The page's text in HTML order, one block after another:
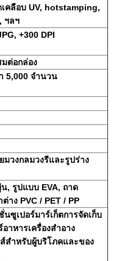
คลือบ UV, hotstamping,
ฯลฯ
+300 DPI
ต่อกล่อง
5,000 จำนวน
มวงกลมวงรีและรูปร่าง
, รูปแบบ EVA, ถาด
าง PVC / PET / PP
ซูเปอร์มาร์เก็ตการจัดเก็บ
าหารเครื่องสำอาง
สำหรับผู้บริโภคและของ